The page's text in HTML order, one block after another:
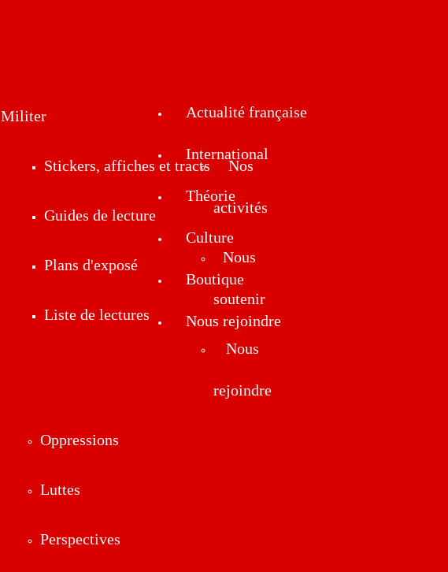
Militer
Stickers, affiches et tracts
Guides de lecture
Plans d'exposé
Liste de lectures
Nos
activités
Nous
soutenir
Nous
rejoindre
Actualité française
Oppressions
Luttes
Perspectives
International
Théorie
Culture
Boutique
Nous rejoindre